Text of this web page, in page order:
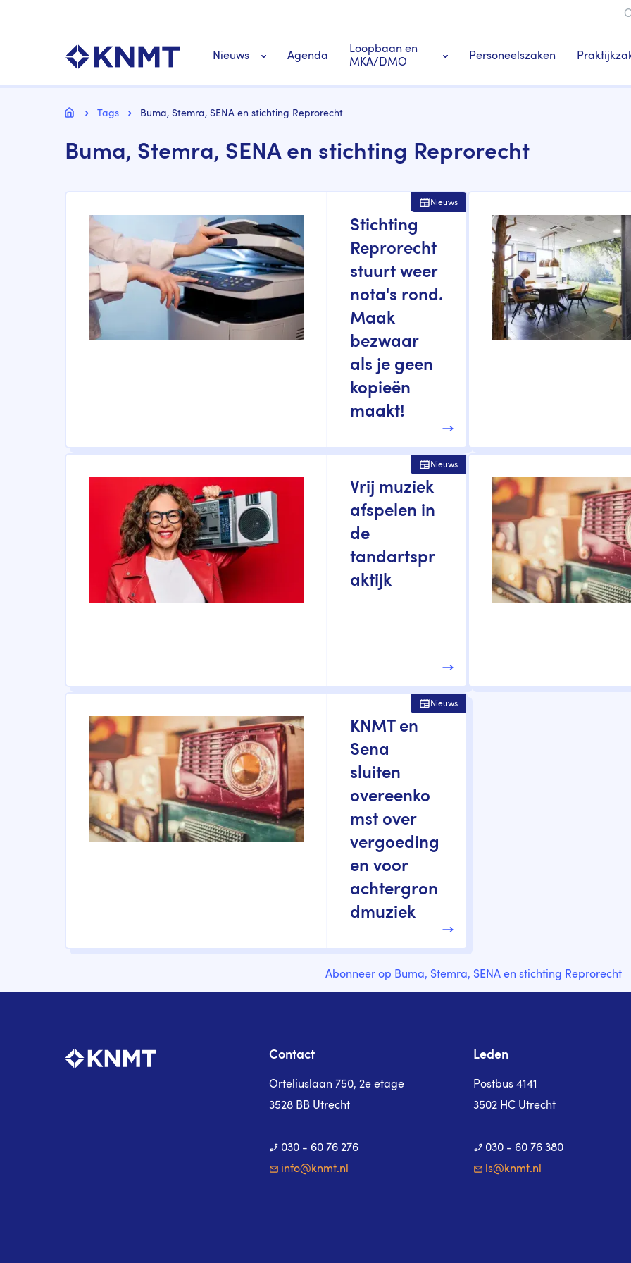
Nieuws
Richtlijnen nieuws
Agenda
Loopbaan en
MKA/DMO
Tandarts-specialisten
Personeelszaken
Kruimelpad
HomeTags Buma, Stemra, SENA en stichting Reprorecht
Buma, Stemra, SENA en stichting Reprorecht
Stichting
Reprorecht
stuurt weer
nota's rond.
Maak
bezwaar
als je geen
kopieën
maakt!
Nieuws
Vrij muziek
afspelen in
de
tandartspr
aktijk
Nieuws
KNMT en
Sena
sluiten
overeenko
mst over
vergoeding
en voor
achtergron
dmuziek
Nieuws
Abonneer op Buma, Stemra, SENA en stichting Reprorecht
Contact
Orteliuslaan 750, 2e etage
3528 BB Utrecht
030 - 60 76 276
info@knmt.nl
Leden
Postbus 4141
3502 HC Utrecht
030 - 60 76 380
ls@knmt.nl